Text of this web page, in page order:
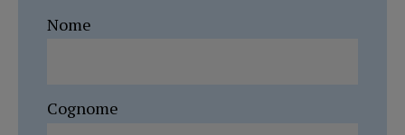
Nome
Cognome